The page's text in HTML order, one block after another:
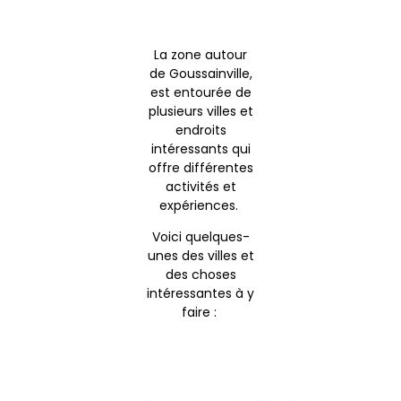
La zone autour
de Goussainville,
est entourée de
plusieurs villes et
endroits
intéressants qui
offre différentes
activités et
expériences.
Voici quelques-
unes des villes et
des choses
intéressantes à y
faire :